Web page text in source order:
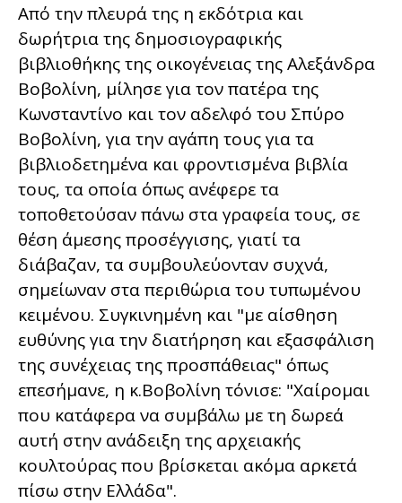
Από την πλευρά της η εκδότρια και
δωρήτρια της δημοσιογραφικής
βιβλιοθήκης της οικογένειας της Αλεξάνδρα
Βοβολίνη, μίλησε για τον πατέρα της
Κωνσταντίνο και τον αδελφό του Σπύρο
Βοβολίνη, για την αγάπη τους για τα
βιβλιοδετημένα και φροντισμένα βιβλία
τους, τα οποία όπως ανέφερε τα
τοποθετούσαν πάνω στα γραφεία τους, σε
θέση άμεσης προσέγγισης, γιατί τα
διάβαζαν, τα συμβουλεύονταν συχνά,
σημείωναν στα περιθώρια του τυπωμένου
κειμένου. Συγκινημένη και "με αίσθηση
ευθύνης για την διατήρηση και εξασφάλιση
της συνέχειας της προσπάθειας" όπως
επεσήμανε, η κ.Βοβολίνη τόνισε: "Χαίρομαι
που κατάφερα να συμβάλω με τη δωρεά
αυτή στην ανάδειξη της αρχειακής
κουλτούρας που βρίσκεται ακόμα αρκετά
πίσω στην Ελλάδα".